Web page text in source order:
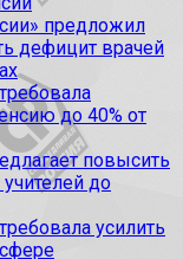
предложил
дефицит врачей
до 40% от
повысить
до
усилить